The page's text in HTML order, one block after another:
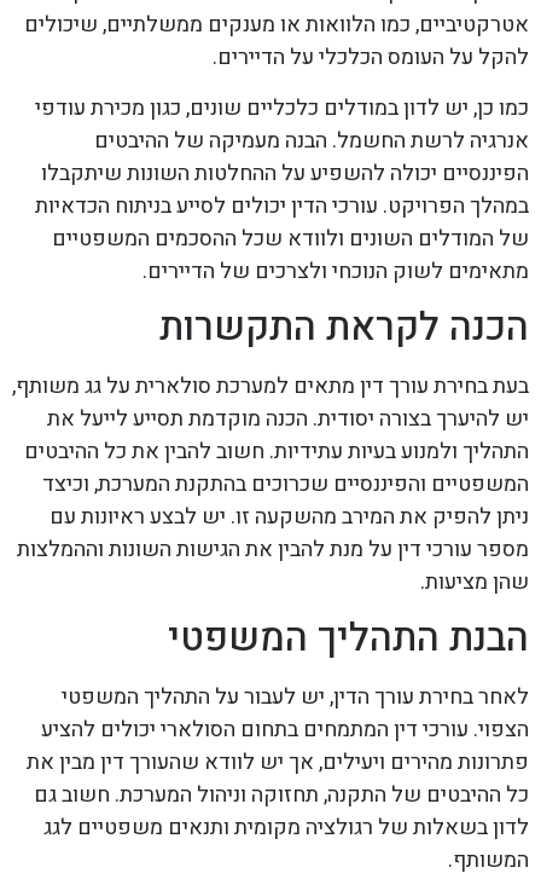
אטרקטיביים, כמו הלוואות או מענקים ממשלתיים, שיכולים
להקל על העומס הכלכלי על הדיירים.
כמו כן, יש לדון במודלים כלכליים שונים, כגון מכירת עודפי
אנרגיה לרשת החשמל. הבנה מעמיקה של ההיבטים
הפיננסיים יכולה להשפיע על ההחלטות השונות שיתקבלו
במהלך הפרויקט. עורכי הדין יכולים לסייע בניתוח הכדאיות
של המודלים השונים ולוודא שכל ההסכמים המשפטיים
מתאימים לשוק הנוכחי ולצרכים של הדיירים.
הכנה לקראת התקשרות
בעת בחירת עורך דין מתאים למערכת סולארית על גג משותף,
יש להיערך בצורה יסודית. הכנה מוקדמת תסייע לייעל את
התהליך ולמנוע בעיות עתידיות. חשוב להבין את כל ההיבטים
המשפטיים והפיננסיים שכרוכים בהתקנת המערכת, וכיצד
ניתן להפיק את המירב מהשקעה זו. יש לבצע ראיונות עם
מספר עורכי דין על מנת להבין את הגישות השונות וההמלצות
שהן מציעות.
הבנת התהליך המשפטי
לאחר בחירת עורך הדין, יש לעבור על התהליך המשפטי
הצפוי. עורכי דין המתמחים בתחום הסולארי יכולים להציע
פתרונות מהירים ויעילים, אך יש לוודא שהעורך דין מבין את
כל ההיבטים של התקנה, תחזוקה וניהול המערכת. חשוב גם
לדון בשאלות של רגולציה מקומית ותנאים משפטיים לגג
המשותף.